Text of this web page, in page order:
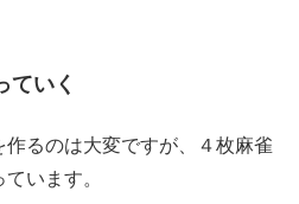
ていく
るのは大変ですが、４枚麻雀
います。